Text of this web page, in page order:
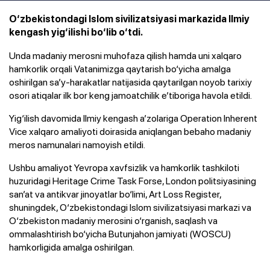
O‘zbekistondagi Islom sivilizatsiyasi markazida Ilmiy
kengash yig‘ilishi bo‘lib o‘tdi.
Unda madaniy merosni muhofaza qilish hamda uni xalqaro
hamkorlik orqali Vatanimizga qaytarish bo‘yicha amalga
oshirilgan sa’y-harakatlar natijasida qaytarilgan noyob tarixiy
osori atiqalar ilk bor keng jamoatchilik e’tiboriga havola etildi.
Yig‘ilish davomida Ilmiy kengash a’zolariga Operation Inherent
Vice xalqaro amaliyoti doirasida aniqlangan bebaho madaniy
meros namunalari namoyish etildi.
Ushbu amaliyot Yevropa xavfsizlik va hamkorlik tashkiloti
huzuridagi Heritage Crime Task Forse, London politsiyasining
san’at va antikvar jinoyatlar bo‘limi, Art Loss Register,
shuningdek, O‘zbekistondagi Islom sivilizatsiyasi markazi va
O‘zbekiston madaniy merosini o‘rganish, saqlash va
ommalashtirish bo‘yicha Butunjahon jamiyati (WOSCU)
hamkorligida amalga oshirilgan.